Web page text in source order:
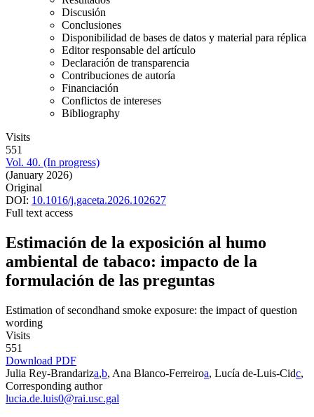
Discusión
Conclusiones
Disponibilidad de bases de datos y material para réplica
Editor responsable del artículo
Declaración de transparencia
Contribuciones de autoría
Financiación
Conflictos de intereses
Bibliography
Visits
551
Vol. 40. (In progress)
(January 2026)
Original
DOI: 10.1016/j.gaceta.2026.102627
Full text access
Estimación de la exposición al humo
ambiental de tabaco: impacto de la
formulación de las preguntas
Estimation of secondhand smoke exposure: the impact of question
wording
Visits
551
Download PDF
Julia Rey-Brandariza,b, Ana Blanco-Ferreiroa, Lucía de-Luis-Cidc,
Corresponding author
lucia.de.luis0@rai.usc.gal